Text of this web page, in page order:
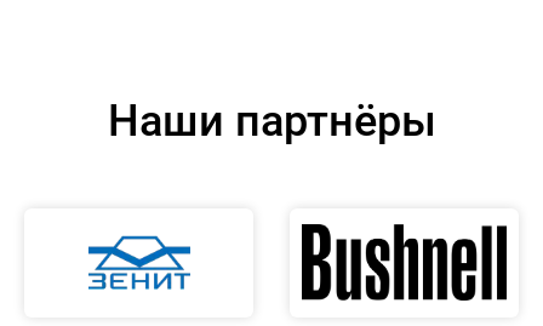
Наши партнёры